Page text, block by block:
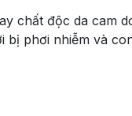
chất độc da cam
bị phơi nhiễm và